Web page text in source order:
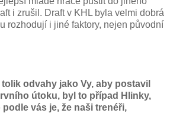
i zrušil. Draft v KHL byla velmi dobrá
rozhodují i ​​jiné faktory, nejen původní
odvahy jako Vy, aby postavil
útoku, byl to případ Hlinky,
vás je, že naši trenéři,